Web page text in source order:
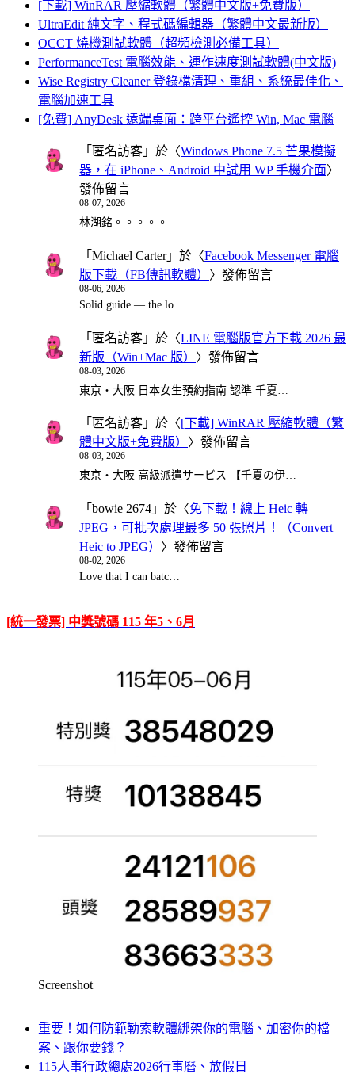
[下載] WinRAR 壓縮軟體（繁體中文版+免費版）
UltraEdit 純文字、程式碼編輯器（繁體中文最新版）
OCCT 燒機測試軟體（超頻檢測必備工具）
PerformanceTest 電腦效能、運作速度測試軟體(中文版)
Wise Registry Cleaner 登錄檔清理、重組、系統最佳化、
電腦加速工具
[免費] AnyDesk 遠端桌面：跨平台遙控 Win, Mac 電腦
「 匿名訪客 」於〈Windows Phone 7.5 芒果模擬
器，在 iPhone、Android 中試用 WP 手機介面〉
發佈留言
08-07, 2026
林湖銘。。。。。
「 Michael Carter」於〈Facebook Messenger 電腦
版下載（FB傳訊軟體） 〉發佈留言
08-06, 2026
Solid guide — the lo…
「 匿名訪客 」於〈LINE 電腦版官方下載 2026 最
新版（Win+Mac 版） 〉發佈留言
08-03, 2026
東京・大阪 日本女生預約指南 認準 千夏…
「 匿名訪客 」於〈[下載] WinRAR 壓縮軟體（繁
體中文版+免費版） 〉發佈留言
08-03, 2026
東京・大阪 高級派遣サービス 【千夏の伊…
「 bowie 2674 」於〈免下載！線上 Heic 轉
JPEG，可批次處理最多 50 張照片！（Convert
Heic to JPEG） 〉發佈留言
08-02, 2026
Love that I can batc…
[統一發票] 中獎號碼 115 年5、6月
Screenshot
重要！如何防範勒索軟體綁架你的電腦、加密你的檔
案、跟你要錢？
115人事行政總處2026行事曆、放假日